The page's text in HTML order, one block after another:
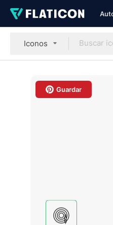
Iconos
Guardar